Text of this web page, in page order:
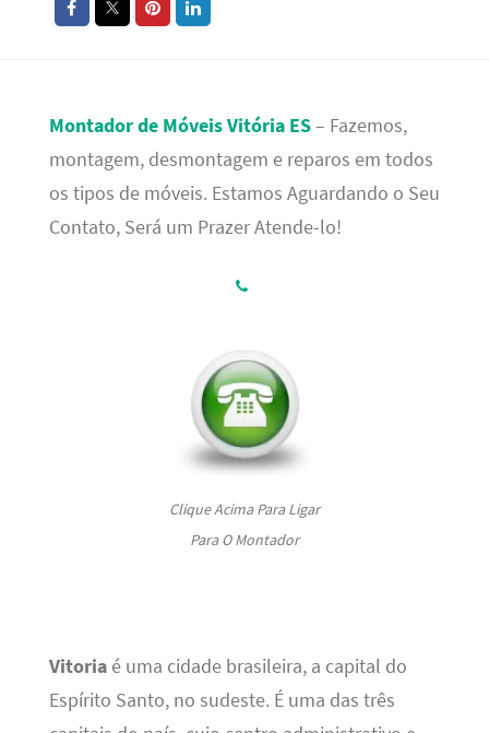
Montador de Móveis Vitória ES– Fazemos,
montagem, desmontagem e reparos em todos
os tipos de móveis. Estamos Aguardando o Seu
Contato, Será um Prazer Atende-lo!
Clique Acima Para Ligar
Para O Montador
Vitoriaé uma cidade brasileira, a capital do
Espírito Santo, no sudeste. É uma das três